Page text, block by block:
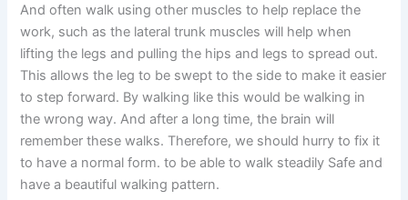
And often walk using other muscles to help replace the
work, such as the lateral trunk muscles will help when
lifting the legs and pulling the hips and legs to spread out.
This allows the leg to be swept to the side to make it easier
to step forward. By walking like this would be walking in
the wrong way. And after a long time, the brain will
remember these walks. Therefore, we should hurry to fix it
to have a normal form. to be able to walk steadily Safe and
have a beautiful walking pattern.